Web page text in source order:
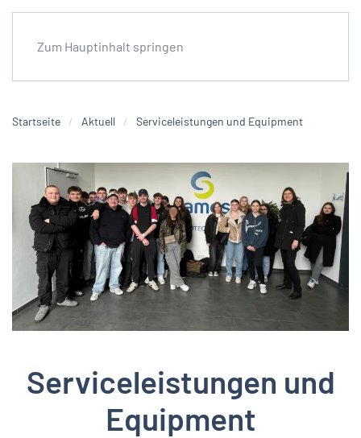
Zum Hauptinhalt springen
Startseite Aktuell Serviceleistungen und Equipment
Serviceleistungen und
Equipment